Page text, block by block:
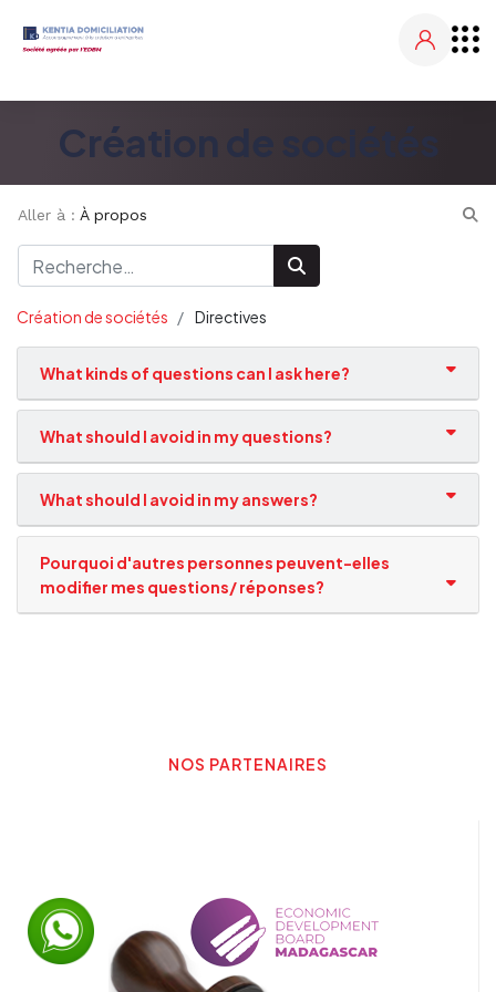
Création de sociétés
Aller à : À propos
Création de sociétés Directives
What kinds of questions can I ask here?
What should I avoid in my questions?
What should I avoid in my answers?
Pourquoi d'autres personnes peuvent-elles
modifier mes questions/ réponses?
NOS PARTENAIRES